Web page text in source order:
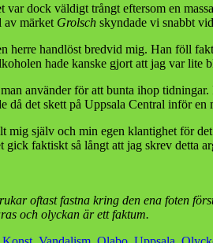
dock väldigt trångt eftersom en
av märket Grolsch skyndade vi snabbt
herre handlöst bredvid mig. Han föll
hade kanske gjort att jag var
använder för att bunta ihop
det skett på Uppsala Central inför en
själv och min egen klantighet för
faktiskt så långt att jag skrev
oftast fastna kring den ena foten
och olyckan är ett faktum.